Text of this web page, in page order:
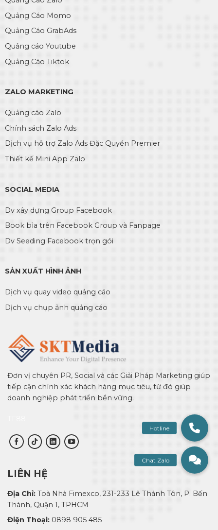
Quảng Cáo Momo
Quảng Cáo GrabAds
Quảng cáo Youtube
Quảng Cáo Tiktok
ZALO MARKETING
Quảng cáo Zalo
Chính sách Zalo Ads
Dịch vụ hỗ trợ Zalo Ads Đặc Quyền Premier
Thiết kế Mini App Zalo
SOCIAL MEDIA
Dv xây dựng Group Facebook
Book bìa trên Facebook Group và Fanpage
Dv Seeding Facebook trọn gói
SẢN XUẤT HÌNH ẢNH
Dịch vụ quay video quảng cáo
Dịch vụ chụp ảnh quảng cáo
Đơn vị chuyên PR, Social và các Giải Pháp Marketing giúp
tiếp cận chính xác khách hàng mục tiêu, từ đó giúp
doanh nghiệp phát triển bền vững.
LIÊN HỆ
Địa Chỉ: Toà Nhà Fimexco, 231-233 Lê Thánh Tôn, P. Bến
Thành, Quận 1, TPHCM
Điện Thoại: 0898 905 485